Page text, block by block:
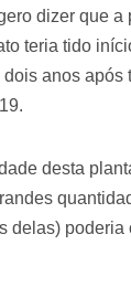
dizer que a
teria tido
anos após
desta
delas) poderia